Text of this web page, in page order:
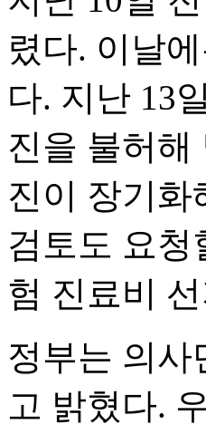
렸다. 이날
다. 지난 13
진을 불허해
진이 장기화
검토도 요청
험 진료비
정부는 의사
고 밝혔다.